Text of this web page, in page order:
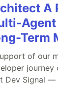
A
Term
of our
journey
Dev Signal —